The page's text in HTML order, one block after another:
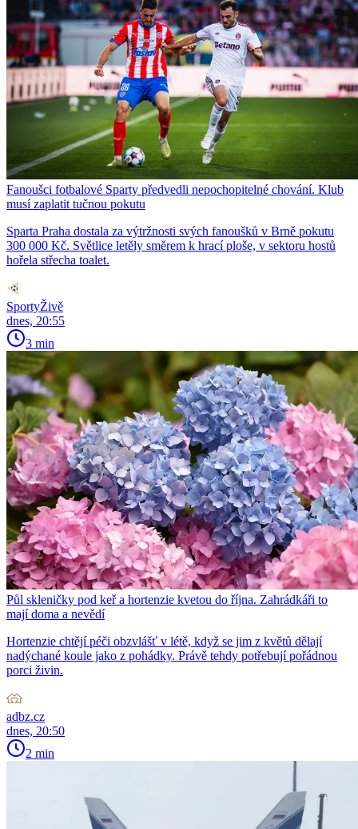
Fanoušci fotbalové Sparty předvedli nepochopitelné chování. Klub
musí zaplatit tučnou pokutu
Sparta Praha dostala za výtržnosti svých fanoušků v Brně pokutu
300 000 Kč. Světlice letěly směrem k hrací ploše, v sektoru hostů
hořela střecha toalet.
SportyŽivě
dnes, 20:55
3 min
Půl skleničky pod keř a hortenzie kvetou do října. Zahrádkáři to
mají doma a nevědí
Hortenzie chtějí péči obzvlášť v létě, když se jim z květů dělají
nadýchané koule jako z pohádky. Právě tehdy potřebují pořádnou
porci živin.
adbz.cz
dnes, 20:50
2 min